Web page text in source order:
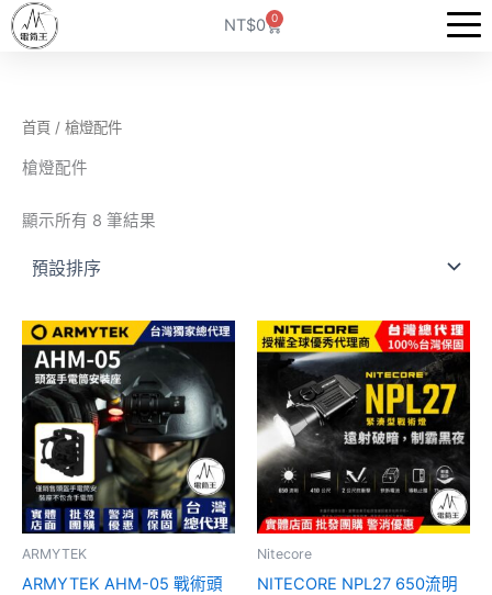
跳
至
NT$0 0
購
物
首頁 / 槍燈配件
槍燈配件
顯示所有 8 筆結果
ARMYTEK
ARMYTEK AHM-05 戰術頭
Nitecore
NITECORE NPL27 650流明